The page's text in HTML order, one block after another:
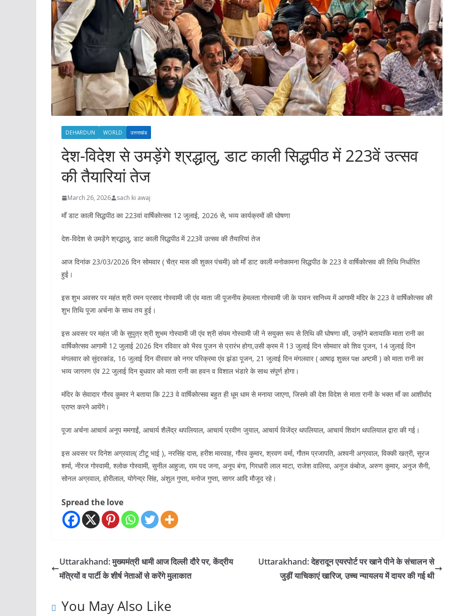
DEHARDUN WORLD उत्तराखंड
देश-विदेश से उमड़ेंगे श्रद्धालु, डाट काली सिद्धपीठ में 223वें उत्सव
की तैयारियां तेज
March 26, 2026 sach ki awaj
माँ डाट काली सिद्धपीठ का 223वां वार्षिकोत्सव 12 जुलाई, 2026 से, भव्य कार्यक्रमों की घोषणा
देश-विदेश से उमड़ेंगे श्रद्धालु, डाट काली सिद्धपीठ में 223वें उत्सव की तैयारियां तेज
आज दिनांक 23/03/2026 दिन सोमवार ( चैत्र मास की शुक्ल पंचमी) को माँ डाट काली मनोकामना सिद्धपीठ के 223 वे वार्षिकोत्सव की तिथि निर्धारित
हुई।
इस शुभ अवसर पर महंत श्री रमन प्रसाद गोस्वामी जी एंव माता जी पूजनीय हेमलता गोस्वामी जी के पावन सानिध्य में आगामी मंदिर के 223 वे वार्षिकोत्सव की
शुभ तिथि पूजा अर्चना के साथ तय हुई।
इस अवसर पर महंत जी के सुपुत्र श्री शुभम गोस्वामी जी एंव श्री संयम गोस्वामी जी ने सयुक्त रूप से तिथि की घोषणा की, उन्होंने बतायाकि माता रानी का
वार्षिकोत्सव आगामी 12 जुलाई 2026 दिन रविवार को भैरव पूजन से प्रारंभ होगा,उसी क्रम में 13 जुलाई दिन सोमवार को शिव पूजन, 14 जुलाई दिन
मंगलवार को सुंदरकांड, 16 जुलाई दिन वीरवार को नगर परिक्रमा एंव झंडा पूजन, 21 जुलाई दिन मंगलवार ( आषाढ़ शुक्ल पक्ष अष्टमी ) को माता रानी का
भव्य जागरण एंव 22 जुलाई दिन बुधवार को माता रानी का हवन व विशाल भंडारे के साथ संपूर्ण होगा।
मंदिर के सेवादार गौरव कुमार ने बताया कि 223 वे वार्षिकोत्सव बहुत ही धूम धाम से मनाया जाएगा, जिसमे की देश विदेश से माता रानी के भक्त माँ का आशीर्वाद
प्राप्त करने आयेंगे।
पूजा अर्चना आचार्य अनूप ममगाईं, आचार्य शैलेंद्र थपलियाल, आचार्य प्रवीण जुयाल, आचार्य विजेंद्र थपलियाल, आचार्य शिवांग थपलियाल द्वारा की गई।
इस अवसर पर दिनेश अग्रवाल( टीटू भाई ), नरसिंह दास, हरीश मारवाह, गौरव कुमार, श्रवण वर्मा, गौतम प्रजापति, अश्वनी अग्रवाल, विक्की खत्री, सूरज
शर्मा, नीरज गोस्वामी, श्लोक गोस्वामी, सुनील आहुजा, राम पद जना, अनूप बंगा, गिरधारी लाल माटा, राजेश वालिया, अनुज कंबोज, अरुण कुमार, अनुज सैनी,
सोनल अग्रवाल, होरीलाल, योगेन्द्र सिंह, अंशुल गुप्ता, मनोज गुप्ता, सागर आदि मौजूद रहे।
Spread the love
Uttarakhand: मुख्यमंत्री धामी आज दिल्ली दौरे पर, केंद्रीय
मंत्रियों व पार्टी के शीर्ष नेताओं से करेंगे मुलाकात
Uttarakhand: देहरादून एयरपोर्ट पर खाने पीने के संचालन से
जुड़ीं याचिकाएं खारिज, उच्च न्यायलय में दायर की गई थी
You May Also Like